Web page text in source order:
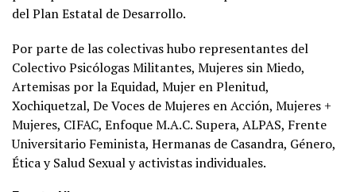
del Plan Estatal de Desarrollo.
Por parte de las colectivas hubo representantes del
Colectivo Psicólogas Militantes, Mujeres sin Miedo,
Artemisas por la Equidad, Mujer en Plenitud,
Xochiquetzal, De Voces de Mujeres en Acción, Mujeres +
Mujeres, CIFAC, Enfoque M.A.C. Supera, ALPAS, Frente
Universitario Feminista, Hermanas de Casandra, Género,
Ética y Salud Sexual y activistas individuales.